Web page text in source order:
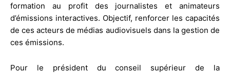
formation au profit des journalistes et animateurs
d’émissions interactives. Objectif, renforcer les capacités
de ces acteurs de médias audiovisuels dans la gestion de
ces émissions.
Pour le président du conseil supérieur de la